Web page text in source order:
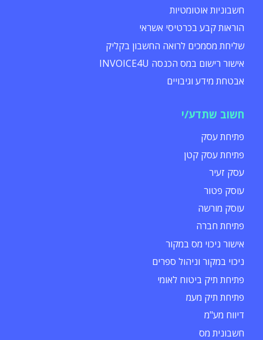
חשבוניות אוטומטיות
הוראות קבע בכרטיסי אשראי
שליחת מסמכים לרואה החשבון בקליק
אישור רישום במס הכנסה INVOICE4U
אבטחת מידע וגיבויים
חשוב שתדע/י
פתיחת עסק
פתיחת עסק קטן
עסק זעיר
עוסק פטור
עוסק מורשה
פתיחת חברה
אישור ניכוי מס במקור
ניכוי במקור וניהול ספרים
פתיחת תיק ביטוח לאומי
פתיחת תיק מעמ
דיווח מע"מ
חשבונית מס